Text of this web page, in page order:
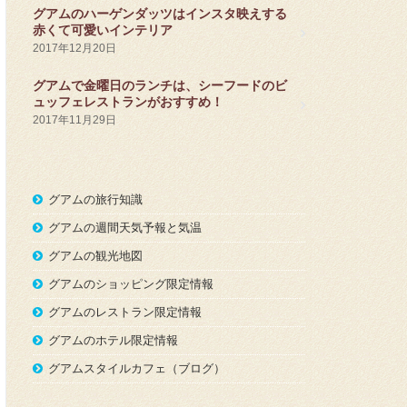
グアムのハーゲンダッツはインスタ映えする
赤くて可愛いインテリア
2017年12月20日
グアムで金曜日のランチは、シーフードのビ
ュッフェレストランがおすすめ！
2017年11月29日
グアムの旅行知識
グアムの週間天気予報と気温
グアムの観光地図
グアムのショッピング限定情報
グアムのレストラン限定情報
グアムのホテル限定情報
グアムスタイルカフェ（ブログ）